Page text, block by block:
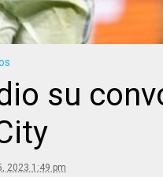
su
2023 1:49 pm